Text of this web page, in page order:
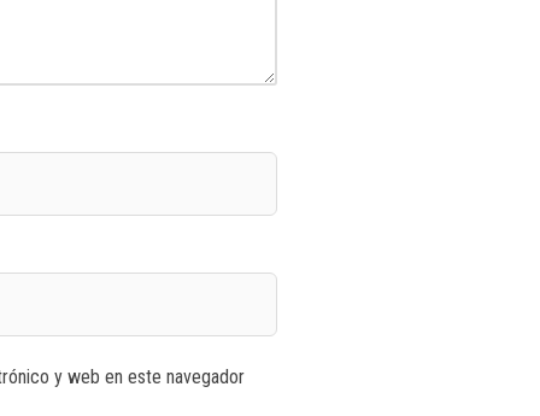
y web en este navegador